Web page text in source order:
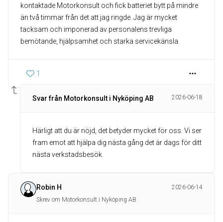
kontaktade Motorkonsult och fick batteriet bytt på mindre
än två timmar från det att jag ringde. Jag är mycket
tacksam och imponerad av personalens trevliga
bemötande, hjälpsamhet och starka servicekänsla.
1
Svar från Motorkonsult i Nyköping AB 2026-06-18
Härligt att du är nöjd, det betyder mycket för oss. Vi ser
fram emot att hjälpa dig nästa gång det är dags för ditt
nästa verkstadsbesök.
Robin H
2026-06-14
Skrev om Motorkonsult i Nyköping AB